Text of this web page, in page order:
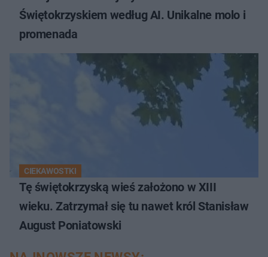
Świętokrzyskiem według AI. Unikalne molo i
promenada
CIEKAWOSTKI
Tę świętokrzyską wieś założono w XIII
wieku. Zatrzymał się tu nawet król Stanisław
August Poniatowski